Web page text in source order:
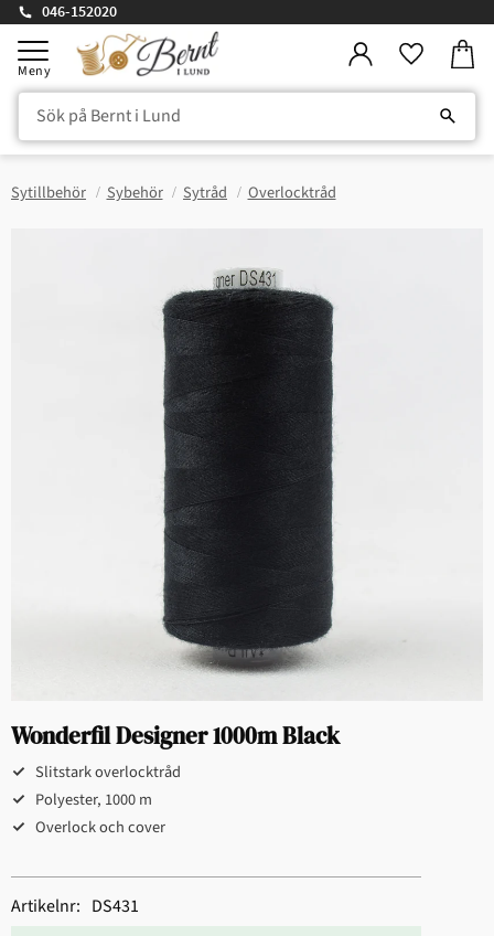
Meny
046-152020
Sytillbehör Sybehör Sytråd Overlocktråd
Wonderfil Designer 1000m Black
Slitstark overlocktråd
Polyester, 1000 m
Overlock och cover
Artikelnr DS431